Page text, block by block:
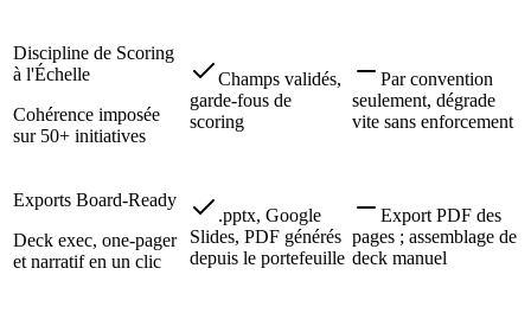
Discipline de Scoring
à l'Échelle
Cohérence imposée
sur 50+ initiatives
Champs validés,
garde-fous de
scoring
Par convention
seulement, dégrade
vite sans enforcement
Exports Board-Ready
Deck exec, one-pager
et narratif en un clic
.pptx, Google
Slides, PDF générés
depuis le portefeuille
Export PDF des
pages ; assemblage de
deck manuel